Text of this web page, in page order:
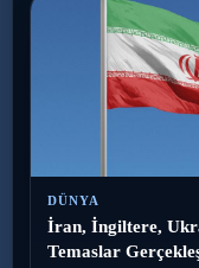
DÜNYA
İran, İngiltere,
Temaslar